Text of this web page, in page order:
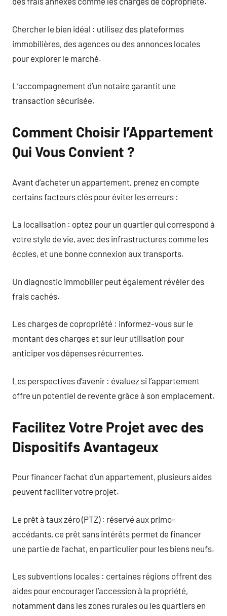
Chercher le bien idéal : utilisez des plateformes
immobilières, des agences ou des annonces locales
pour explorer le marché.
L’accompagnement d’un notaire garantit une
transaction sécurisée.
Comment Choisir l’Appartement
Qui Vous Convient ?
Avant d’acheter un appartement, prenez en compte
certains facteurs clés pour éviter les erreurs :
La localisation : optez pour un quartier qui correspond à
votre style de vie, avec des infrastructures comme les
écoles, et une bonne connexion aux transports.
Un diagnostic immobilier peut également révéler des
frais cachés.
Les charges de copropriété : informez-vous sur le
montant des charges et sur leur utilisation pour
anticiper vos dépenses récurrentes.
Les perspectives d’avenir : évaluez si l’appartement
offre un potentiel de revente grâce à son emplacement.
Facilitez Votre Projet avec des
Dispositifs Avantageux
Pour financer l’achat d’un appartement, plusieurs aides
peuvent faciliter votre projet.
Le prêt à taux zéro (PTZ) : réservé aux primo-
accédants, ce prêt sans intérêts permet de financer
une partie de l’achat, en particulier pour les biens neufs.
Les subventions locales : certaines régions offrent des
aides pour encourager l’accession à la propriété,
notamment dans les zones rurales ou les quartiers en